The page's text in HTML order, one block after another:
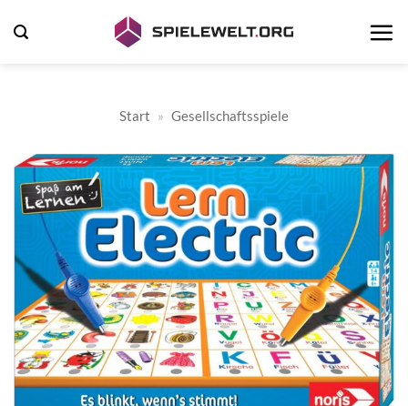
Inhalt
Start » Gesellschaftsspiele